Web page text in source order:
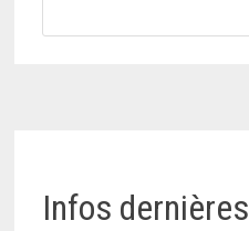
Infos dernières